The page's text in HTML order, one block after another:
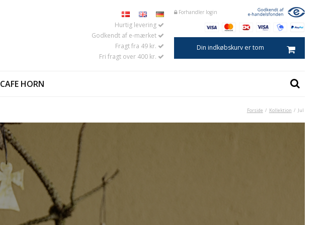
Forhandler login
Hurtig levering
Godkendt af e-mærket
Fragt fra 49 kr.
Fri fragt over 400 kr.
Din indkøbskurv er tom
Pynt påske
Polerede horn
Julepynt i horn
CAFE HORN
Forside / Kollektion / Jul